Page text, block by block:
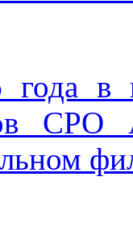
года